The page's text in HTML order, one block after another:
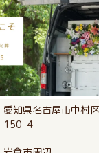
愛知県名古屋市中村
150-4